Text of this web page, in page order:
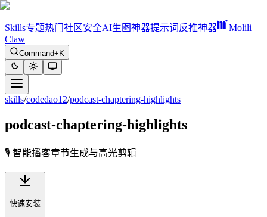
Skills专题热门 社区安全AI生图神器提示词反推神器
Molili
Claw
Command+K
skills/codedao12/podcast-chaptering-highlights
podcast-chaptering-highlights
🎙️ 智能播客章节生成与高光剪辑
快速安装